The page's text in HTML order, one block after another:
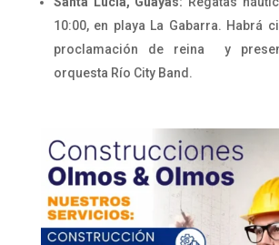
10:00, en playa La Gabarra. Habrá
proclamación de reina y
orquesta Río City Band.